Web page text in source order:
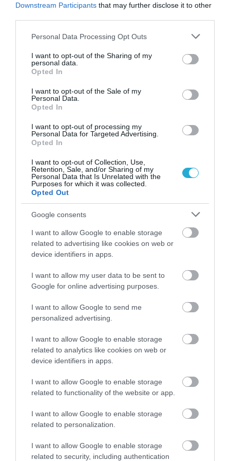
Downstream Participants that may further disclose it to other
Please note that this website/app uses one or more Google
not limited to your visit or usage behaviour. You may click to
grant or deny consent to Google and its third-party tags to
use your data for below specified purposes in below Google
consent section.
Personal Data Processing Opt Outs
I want to opt-out of the Sharing of my
personal data.
Opted In
I want to opt-out of the Sale of my
Personal Data.
Opted In
I want to opt-out of processing my
Personal Data for Targeted Advertising.
Opted In
I want to opt-out of Collection, Use,
Retention, Sale, and/or Sharing of my
Personal Data that Is Unrelated with the
Purposes for which it was collected.
Opted Out
Google consents
I want to allow Google to enable storage
related to advertising like cookies on web or
device identifiers in apps.
I want to allow my user data to be sent to
Google for online advertising purposes.
I want to allow Google to send me
personalized advertising.
I want to allow Google to enable storage
related to analytics like cookies on web or
device identifiers in apps.
I want to allow Google to enable storage
related to functionality of the website or app.
I want to allow Google to enable storage
related to personalization.
I want to allow Google to enable storage
related to security, including authentication
κατάσταση σε Βόνιτσα, Άρτα, Χίο
ΡΟΗ ΕΙΔΗΣΕΩΝ
Παπασταύρου: Άμεση θωράκιση της
Δυτικής Αττικής μετά τις φωτιές –
Αναδασώσεις και νέο σχέδιο πρόληψης
ΚΩΣΤΑΣ ΚΑΛΛΙΑΝΤΕΡΗΣ
06.08.2026 | 21:29
υποσχέσεων αντί για βιομηχανική
πολιτική»
06.08.2026 | 21:07
στελέχη της ΝΔ έφυγαν για τον Σαμαρά
και ασχολούνται με ένα μέλος μας»
ΑΦΡΟΔΙΤΗ ΠΑΝΟΥ
06.08.2026 | 19:32
Πολάκης κατά κυβέρνησης για τις φωτιές:
«Εγκληματικές παραλείψεις και πολιτικές
ΑΦΡΟΔΙΤΗ ΠΑΝΟΥ
06.08.2026 | 19:24